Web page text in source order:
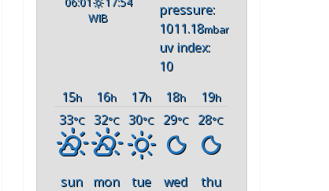
WIB
pressure:
1011.18mbar
uv index:
10
15h 16h 17h 18h 19h
33°C 32°C 30°C 29°C 28°C
sun mon tue wed
thu